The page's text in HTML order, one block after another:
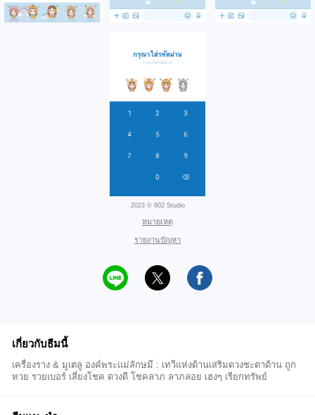
2023 © 602 Studio
หมายเหตุ
รายงานปัญหา
เกี่ยวกับธีมนี้
เครื่องราง & มูเตลู องค์พระแม่ลักษมี : เทวีแห่งด้านเสริมดวงชะตาด้าน ถูก
หวย รวยเบอร์ เสี่ยงโชค ดวงดี โชคลาภ ลาภลอย เฮงๆ เรียกทรัพย์